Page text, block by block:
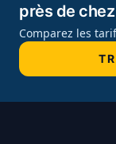
près de
Comparez les